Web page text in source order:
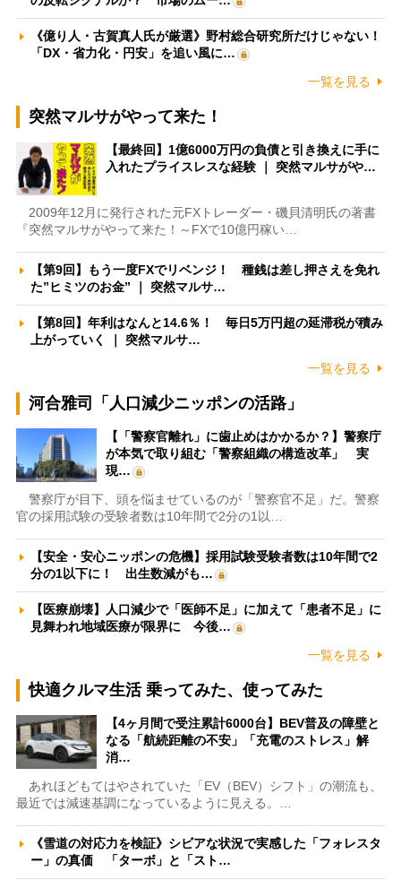
《億り人・古賀真人氏が厳選》野村総合研究所だけじゃない！
「DX・省力化・円安」を追い風に…
一覧を見る
突然マルサがやって来た！
【最終回】1億6000万円の負債と引き換えに手に
入れたプライスレスな経験 ｜ 突然マルサがや…
2009年12月に発行された元FXトレーダー・磯貝清明氏の著書
『突然マルサがやって来た！～FXで10億円稼い…
【第9回】もう一度FXでリベンジ！ 種銭は差し押さえを免れ
た”ヒミツのお金” ｜ 突然マルサ…
【第8回】年利はなんと14.6％！ 毎日5万円超の延滞税が積み
上がっていく ｜ 突然マルサ…
一覧を見る
河合雅司「人口減少ニッポンの活路」
【「警察官離れ」に歯止めはかかるか？】警察庁
が本気で取り組む「警察組織の構造改革」 実
現…
警察庁が目下、頭を悩ませているのが「警察官不足」だ。警察
官の採用試験の受験者数は10年間で2分の1以…
【安全・安心ニッポンの危機】採用試験受験者数は10年間で2
分の1以下に！ 出生数減がも…
【医療崩壊】人口減少で「医師不足」に加えて「患者不足」に
見舞われ地域医療が限界に 今後…
一覧を見る
快適クルマ生活 乗ってみた、使ってみた
【4ヶ月間で受注累計6000台】BEV普及の障壁と
なる「航続距離の不安」「充電のストレス」解
消…
あれほどもてはやされていた「EV（BEV）シフト」の潮流も、
最近では減速基調になっているように見える。…
《雪道の対応力を検証》シビアな状況で実感した「フォレスタ
ー」の真価 「ターボ」と「スト…